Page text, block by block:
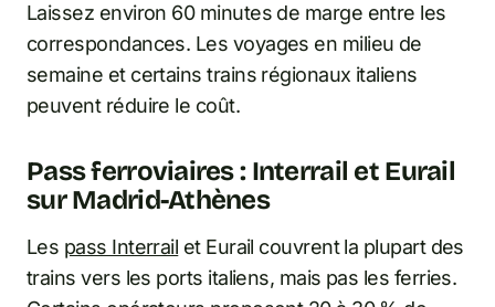
Laissez environ 60 minutes de marge entre les
correspondances. Les voyages en milieu de
semaine et certains trains régionaux italiens
peuvent réduire le coût.
Pass ferroviaires : Interrail et Eurail
sur Madrid-Athènes
Les pass Interrail et Eurail couvrent la plupart des
trains vers les ports italiens, mais pas les ferries.